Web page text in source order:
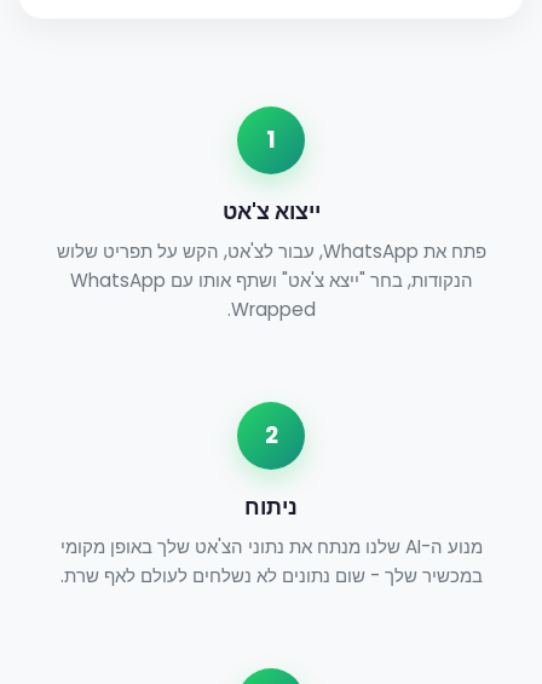
1
ייצוא צ'אט
פתח את WhatsApp, עבור לצ'אט, הקש על תפריט שלוש
הנקודות, בחר "ייצא צ'אט" ושתף אותו עם WhatsApp
Wrapped.
2
ניתוח
מנוע ה-AI שלנו מנתח את נתוני הצ'אט שלך באופן מקומי
במכשיר שלך - שום נתונים לא נשלחים לעולם לאף שרת.